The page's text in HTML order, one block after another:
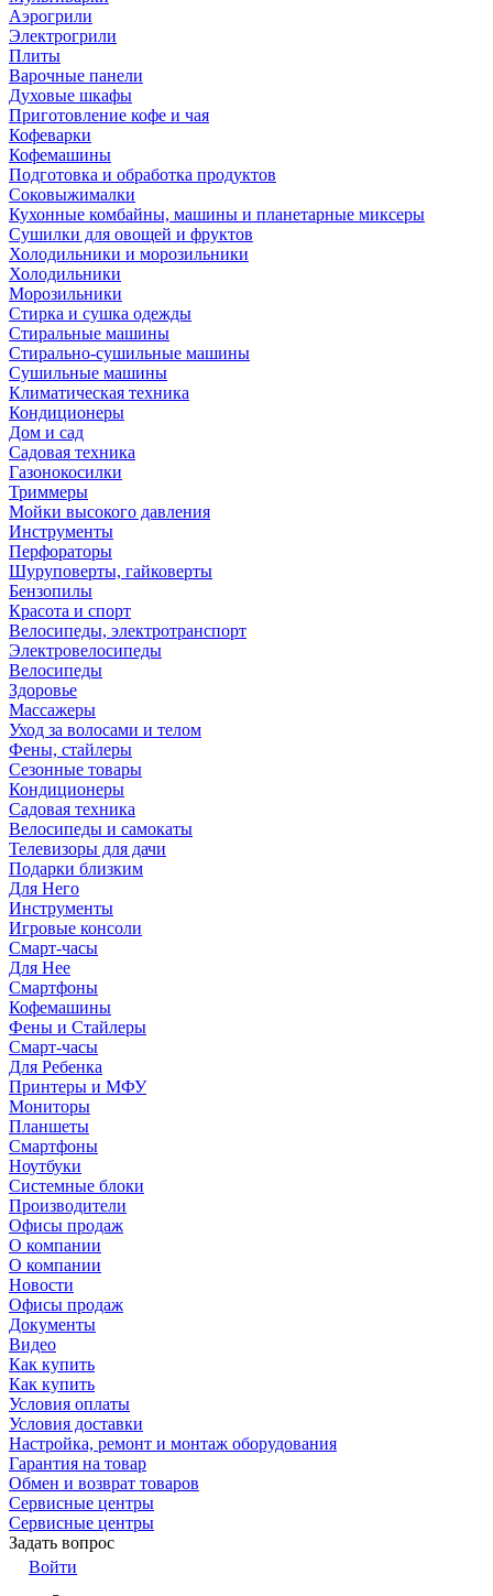
Аэрогрили
Электрогрили
Плиты
Варочные панели
Духовые шкафы
Приготовление кофе и чая
Кофеварки
Кофемашины
Подготовка и обработка продуктов
Соковыжималки
Кухонные комбайны, машины и планетарные миксеры
Сушилки для овощей и фруктов
Холодильники и морозильники
Холодильники
Морозильники
Стирка и сушка одежды
Стиральные машины
Стирально-сушильные машины
Сушильные машины
Климатическая техника
Кондиционеры
Дом и сад
Садовая техника
Газонокосилки
Триммеры
Мойки высокого давления
Инструменты
Перфораторы
Шуруповерты, гайковерты
Бензопилы
Красота и спорт
Велосипеды, электротранспорт
Электровелосипеды
Велосипеды
Здоровье
Массажеры
Уход за волосами и телом
Фены, стайлеры
Сезонные товары
Кондиционеры
Садовая техника
Велосипеды и самокаты
Телевизоры для дачи
Подарки близким
Для Него
Инструменты
Игровые консоли
Смарт-часы
Для Нее
Смартфоны
Кофемашины
Фены и Стайлеры
Смарт-часы
Для Ребенка
Принтеры и МФУ
Мониторы
Планшеты
Смартфоны
Ноутбуки
Системные блоки
Производители
Офисы продаж
О компании
О компании
Новости
Офисы продаж
Документы
Видео
Как купить
Как купить
Условия оплаты
Условия доставки
Настройка, ремонт и монтаж оборудования
Гарантия на товар
Обмен и возврат товаров
Сервисные центры
Сервисные центры
Задать вопрос
Войти